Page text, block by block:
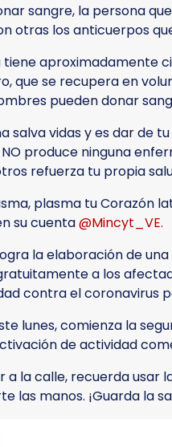
sangre, la persona
otras los anticuerpos
tiene aproximadamente
que se recupera en
pueden donar
salva vidas y es dar de
produce ninguna
refuerza tu propia
plasma tu Corazón
su cuenta@Mincyt_VE.
la elaboración de
a los
contra el coronavirus
lunes, comienza la
de actividad
a la calle, recuerda
las manos. ¡Guarda la